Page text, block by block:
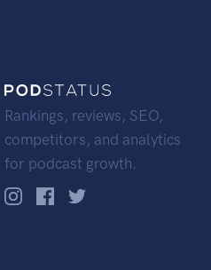
Rankings, reviews, SEO,
competitors, and analytics
for podcast growth.